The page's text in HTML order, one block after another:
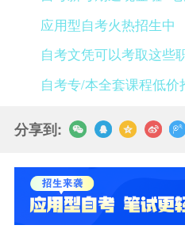
应用型自考火热招生中
自考文凭可以考取这些
自考专/本全套课程低
分享到: